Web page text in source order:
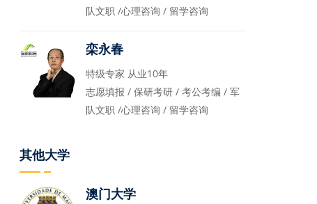
队文职 /心理咨询 / 留学咨询
栾永春
特级专家 从业10年
志愿填报 / 保研考研 / 考公考编 / 军
队文职 /心理咨询 / 留学咨询
其他大学
澳门大学